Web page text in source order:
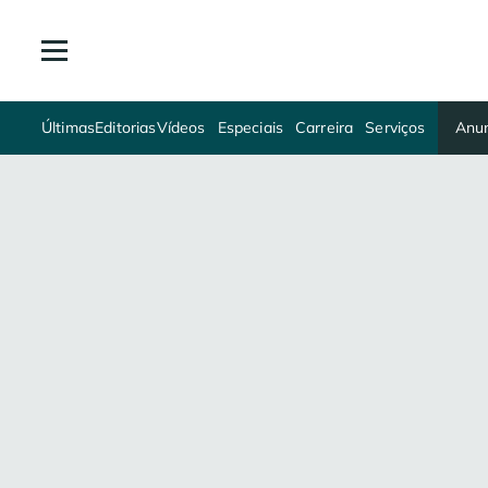
ÚltimasEditoriasVídeos Especiais Carreira Serviços